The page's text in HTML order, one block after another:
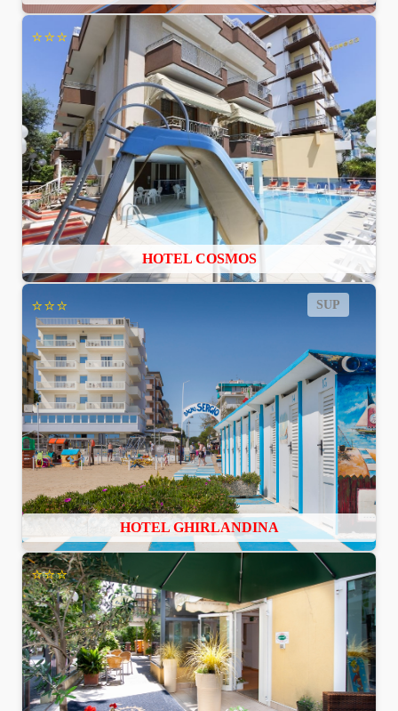
⭐⭐⭐
HOTEL COSMOS
⭐⭐⭐ SUP
HOTEL GHIRLANDINA
⭐⭐⭐